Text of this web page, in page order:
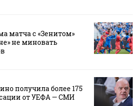
матча с «Зенитом»
не миновать
получила более 175
от УЕФА — СМИ